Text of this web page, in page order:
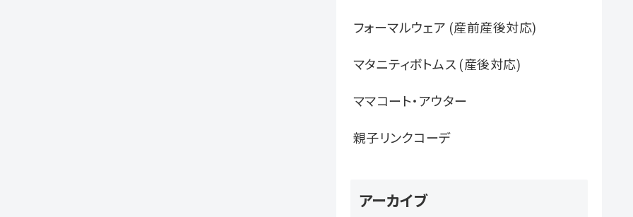
フォーマルウェア (産前産後対応)
マタニティボトムス (産後対応)
ママコート・アウター
親子リンクコーデ
アーカイブ